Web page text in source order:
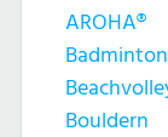
AROHA®
Badminton
Bouldern